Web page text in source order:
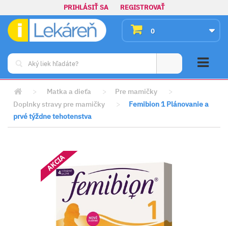
PRIHLÁSIŤ SA REGISTROVAŤ
0
> Matka a dieťa > Pre mamičky
>
Doplnky stravy pre mamičky
>
Femibion 1 Plánovanie a
prvé týždne tehotenstva
AKCIA